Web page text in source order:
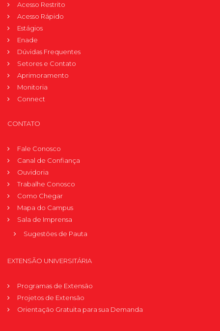
Acesso Restrito
Acesso Rápido
Estágios
Enade
Dúvidas Frequentes
Setores e Contato
Aprimoramento
Monitoria
Connect
CONTATO
Fale Conosco
Canal de Confiança
Ouvidoria
Trabalhe Conosco
Como Chegar
Mapa do Campus
Sala de Imprensa
Sugestões de Pauta
EXTENSÃO UNIVERSITÁRIA
Programas de Extensão
Projetos de Extensão
Orientação Gratuita para sua Demanda